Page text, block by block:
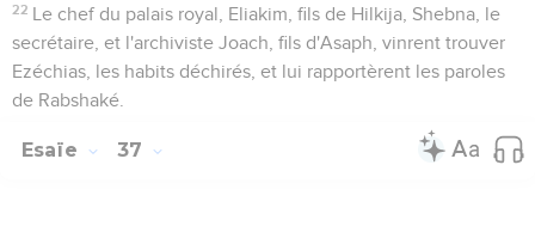
22 Le chef du palais royal, Eliakim, fils de Hilkija, Shebna, le
secrétaire, et l'archiviste Joach, fils d'Asaph, vinrent trouver
Ezéchias, les habits déchirés, et lui rapportèrent les paroles
de Rabshaké.
Esaïe 37